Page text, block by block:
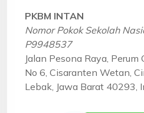
PKBM INTAN
Nomor Pokok Sekolah
P9948537
Jalan Pesona Raya,
No 6, Cisaranten Wetan,
Lebak, Jawa Barat 40293,